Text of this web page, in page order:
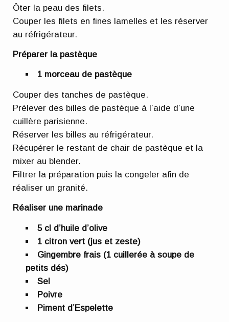
Ôter la peau des filets.
Couper les filets en fines lamelles et les réserver
au réfrigérateur.
Préparer la pastèque
1 morceau de pastèque
Couper des tanches de pastèque.
Prélever des billes de pastèque à l’aide d’une
cuillère parisienne.
Réserver les billes au réfrigérateur.
Récupérer le restant de chair de pastèque et la
mixer au blender.
Filtrer la préparation puis la congeler afin de
réaliser un granité.
Réaliser une marinade
5 cl d’huile d’olive
1 citron vert (jus et zeste)
Gingembre frais (1 cuillerée à soupe de
petits dés)
Sel
Poivre
Piment d’Espelette